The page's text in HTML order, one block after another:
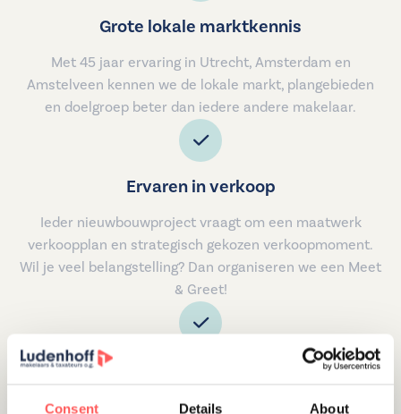
Consent Details About
Grote lokale marktkennis
Met 45 jaar ervaring in Utrecht, Amsterdam en
Amstelveen kennen we de lokale markt, plangebieden
en doelgroep beter dan iedere andere makelaar.
Ervaren in verkoop
Ieder nieuwbouwproject vraagt om een maatwerk
verkoopplan en strategisch gekozen verkoopmoment.
Wil je veel belangstelling? Dan organiseren we een Meet
& Greet!
Bij Ludenhoff werken we voortdurend samen met